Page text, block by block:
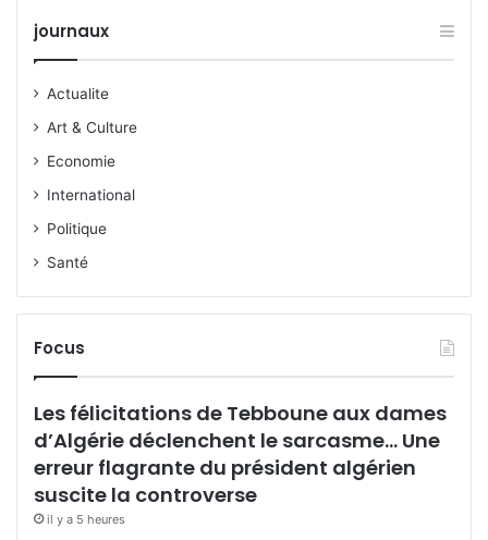
journaux
Actualite
Art & Culture
Economie
International
Politique
Santé
Focus
Les félicitations de Tebboune aux dames
d’Algérie déclenchent le sarcasme… Une
erreur flagrante du président algérien
suscite la controverse
il y a 5 heures